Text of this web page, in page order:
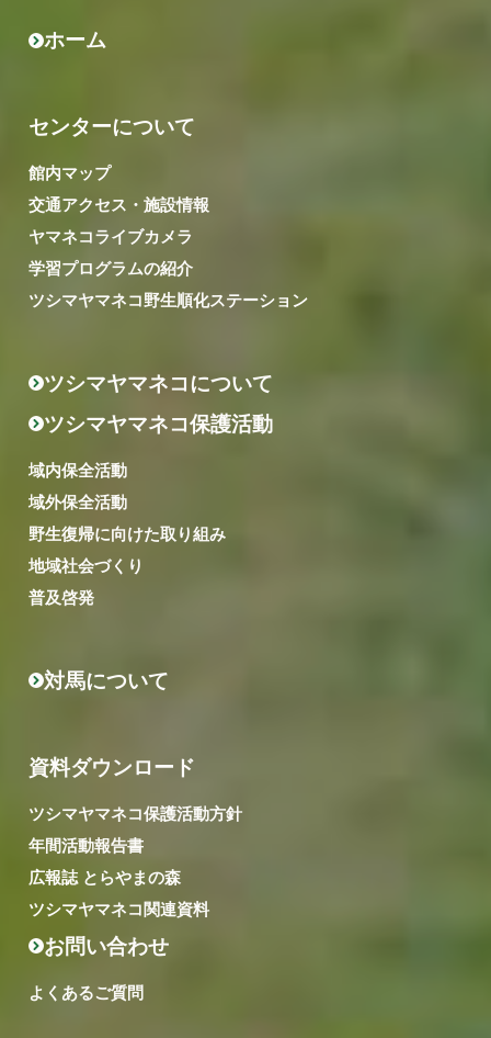
ホーム
センターについて
館内マップ
交通アクセス・施設情報
ヤマネコライブカメラ
学習プログラムの紹介
ツシマヤマネコ野生順化ステーション
ツシマヤマネコについて
ツシマヤマネコ保護活動
域内保全活動
域外保全活動
野生復帰に向けた取り組み
地域社会づくり
普及啓発
対馬について
資料ダウンロード
ツシマヤマネコ保護活動方針
年間活動報告書
広報誌 とらやまの森
ツシマヤマネコ関連資料
お問い合わせ
よくあるご質問